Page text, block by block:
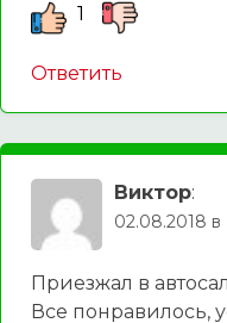
1
Ответить
Виктор:
02.08.2018 в
Приезжал в
Все понравилось,